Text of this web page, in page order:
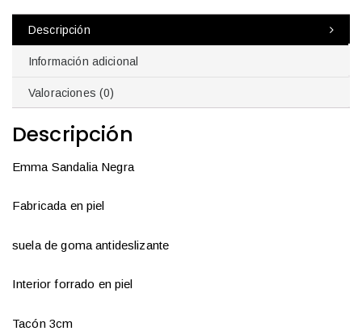
Descripción
Información adicional
Valoraciones (0)
Descripción
Emma Sandalia Negra
Fabricada en piel
suela de goma antideslizante
Interior forrado en piel
Tacón 3cm